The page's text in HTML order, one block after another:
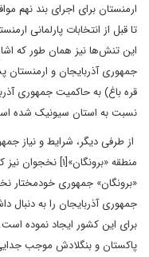
ارمنستان برای اجرای بند نهم
این تنش‌ها نیز همان طور که
جمهوری آذربایجان و ارمنستان
قره باغ) به حاکمیت جمهوری
نسبت به استان سیونیک شده
از طرفی دیگر، شرایط و نیاز
منطقه
«برونگان» جمهوری خودمختار
جمهوری آذربایجان را به دنبال
برای این کشور ایجاد نموده
پاکستان و بنگلادش موجب